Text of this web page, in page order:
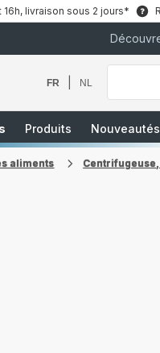
livraison sous 2 jours*
FR NL
Que
recherchez-
Produits Nouveautés
aliments